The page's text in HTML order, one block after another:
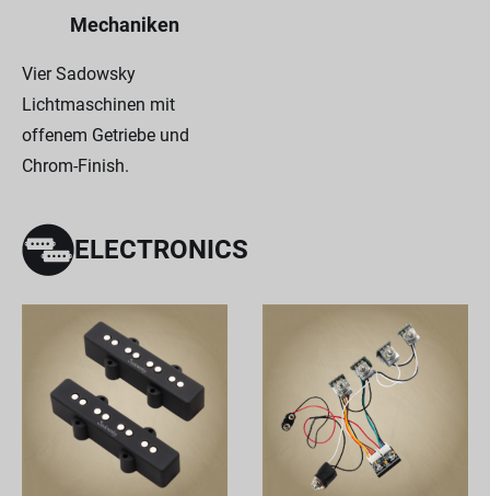
Mechaniken
Vier Sadowsky
Lichtmaschinen mit
offenem Getriebe und
Chrom-Finish.
ELECTRONICS